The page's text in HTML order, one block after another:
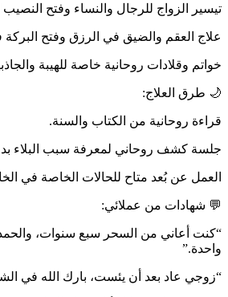
تيسير الزواج للرجال والنساء وفتح
علاج العقم والضيق في الرزق وفتح البركة
خواتم وقلادات روحانية خاصة للهيبة
🌙 طرق العلاج:
قراءة روحانية من الكتاب والسنة.
جلسة كشف روحاني لمعرفة سبب البلاء
العمل عن بُعد متاح للحالات الخاصة في
💬 شهادات من عملائي:
“كنت أعاني من السحر سبع سنوات،
واحدة.”
“زوجي عاد بعد أن يئست، بارك الله في